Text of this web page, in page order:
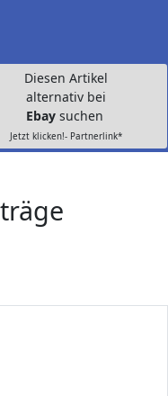
Diesen Artikel
alternativ bei
Ebay suchen
Jetzt klicken!- Partnerlink*